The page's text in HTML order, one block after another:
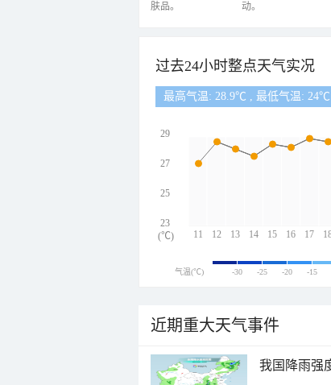
肤品。
动。
过去24小时整点天气实况
最高气温: 28.9℃ , 最低气温: 24℃
11 12 13 14 15 16 17
29
27
25
23
(℃)
气温(℃) -30 -25 -20 -15
近期重大天气事件
我国降雨强